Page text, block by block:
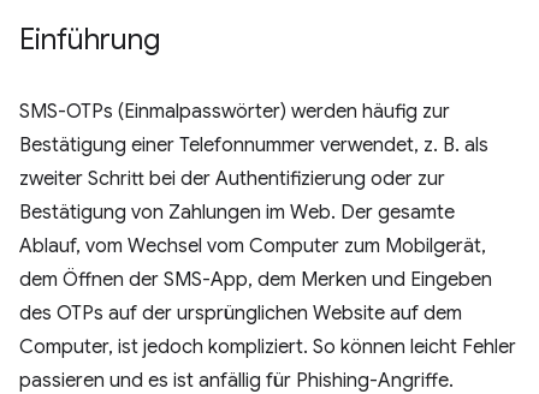
Einführung
SMS-OTPs (Einmalpasswörter) werden häufig zur
Bestätigung einer Telefonnummer verwendet, z. B. als
zweiter Schritt bei der Authentifizierung oder zur
Bestätigung von Zahlungen im Web. Der gesamte
Ablauf, vom Wechsel vom Computer zum Mobilgerät,
dem Öffnen der SMS-App, dem Merken und Eingeben
des OTPs auf der ursprünglichen Website auf dem
Computer, ist jedoch kompliziert. So können leicht Fehler
passieren und es ist anfällig für Phishing-Angriffe.